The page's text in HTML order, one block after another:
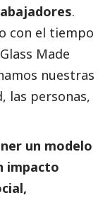
.
con el tiempo
Made
nuestras
las personas,
un modelo
impacto
,